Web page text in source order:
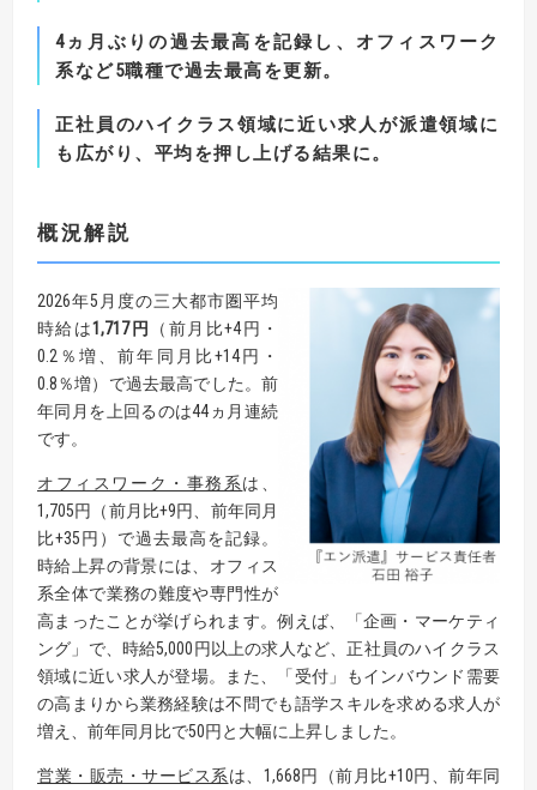
4 ヵ月ぶりの過去最高を記録し、オフィスワーク
系など5職種で過去最高を更新。
正社員のハイクラス領域に近い求人が派遣領域に
も広がり、平均を押し上げる結果に。
概況解説
2026年5月度の三大都市圏平均
時給は1,717円
（前月比+4円・
0.2％増、前年同月比+14円・
0.8％増）で過去最高でした。前
年同月を上回るのは44ヵ月連続
です。
オフィスワーク・事務系は、
1,705円（前月比+9円、前年同月
比+35円）で過去最高を記録。
時給上昇の背景には、オフィス
系全体で業務の難度や専門性が
高まったことが挙げられます。例えば、「企画・マーケティ
ング」で、時給5,000円以上の求人など、正社員のハイクラス
領域に近い求人が登場。また、「受付」もインバウンド需要
の高まりから業務経験は不問でも語学スキルを求める求人が
増え、前年同月比で50円と大幅に上昇しました。
営業・販売・サービス系は、1,668円（前月比+10円、前年同